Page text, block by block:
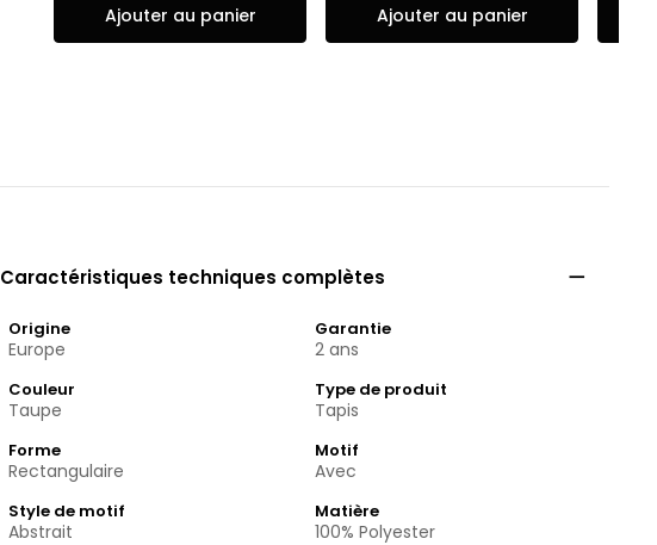
Ajouter au panier Ajouter au panier
Caractéristiques techniques complètes 
Origine
Europe
Garantie
2 ans
Couleur
Taupe
Type de produit
Tapis
Forme
Rectangulaire
Motif
Avec
Style de motif
Abstrait
Matière
100% Polyester